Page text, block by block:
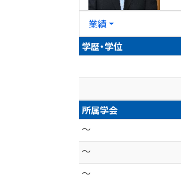
業績
学歴・学位
所属学会
～
～
～